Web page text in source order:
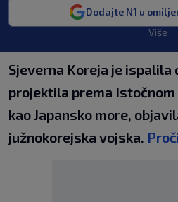
Dodajte N1 u
Više
Sjeverna Koreja je ispalila
projektila prema
kao Japansko more,
južnokorejska vojska.